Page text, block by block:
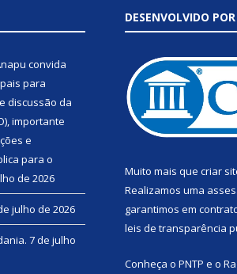
convida
para
discussão da
importante
e
para o
de 2026
julho de 2026
7 de julho
DESENVOLVIDO
Muito mais que criar
Realizamos uma
garantimos em
leis de transparência
Conheça o PNTP e o